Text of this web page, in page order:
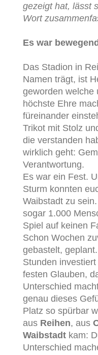
gezeigt hat, lässt
Wort
Es war
Das Stadion in
Namen trägt, ist
geworden welche
höchste Ehre
füreinander
Trikot mit Stolz
die verstanden
wirklich geht:
Verantwortung.
Es war ein Fest.
Sturm konnten
Waibstadt zu
sogar 1.000
Spiel auf keinen
Schon Wochen
gebastelt,
Stunden
festen Glauben,
Unterschied
genau dieses
Platz so spürbar
aus Reihen, aus
Waibstadt kam:
Unterschied